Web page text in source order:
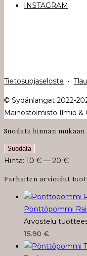
INSTAGRAM
Tietosuojaseloste •
© Sydänlangat 2022-
Mainostoimisto Ilmiö &
Suodata hinnan mukaan
Minimihinta
Maksimihinta
Suodata
Hinta: 10 € — 20 €
Parhaiten arvioidut
Pönttöpommi
Arvostelu
15.90 €